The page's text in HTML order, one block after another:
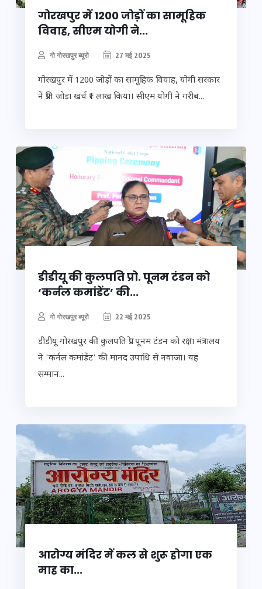
गोरखपुर में 1200 जोड़ों का सामूहिक
विवाह, सीएम योगी ने...
गो गोरखपुर ब्यूरो 27 मई 2025
गोरखपुर में 1200 जोड़ों का सामूहिक विवाह, योगी सरकार
ने प्रति जोड़ा खर्च ₹1 लाख किया। सीएम योगी ने गरीब...
डीडीयू की कुलपति प्रो. पूनम टंडन को
‘कर्नल कमांडेंट’ की...
गो गोरखपुर ब्यूरो 22 मई 2025
डीडीयू गोरखपुर की कुलपति प्रो. पूनम टंडन को रक्षा मंत्रालय
ने 'कर्नल कमांडेंट' की मानद उपाधि से नवाजा। यह
सम्मान...
आरोग्य मंदिर में कल से शुरू होगा एक
माह का...